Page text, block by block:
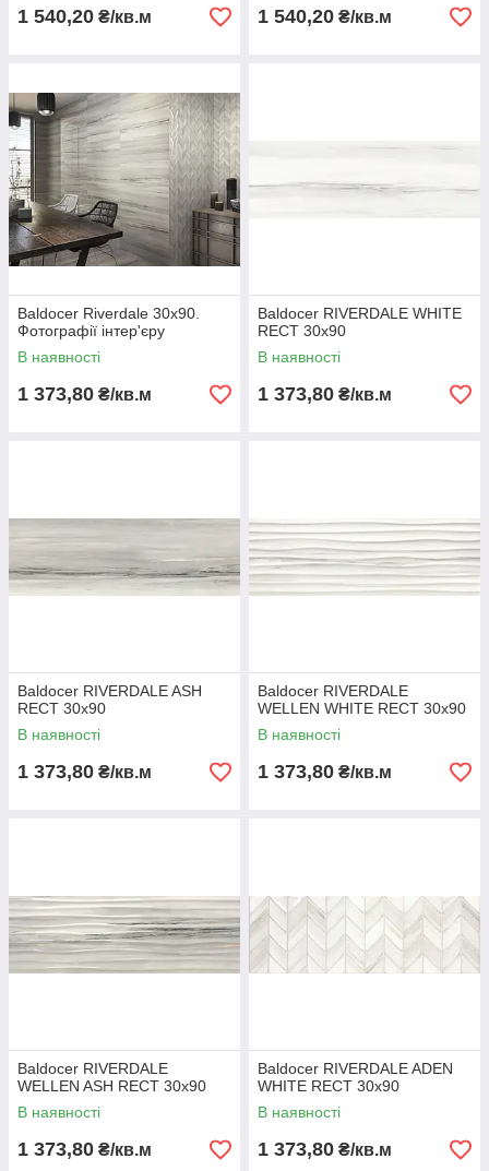
1 540,20 ₴/кв.м 1 540,20 ₴/кв.м
Baldocer Riverdale 30х90.
Фотографії інтер'єру
В наявності
1 373,80 ₴/кв.м
Baldocer RIVERDALE WHITE
RECT 30х90
В наявності
1 373,80 ₴/кв.м
Baldocer RIVERDALE ASH
RECT 30х90
В наявності
1 373,80 ₴/кв.м
Baldocer RIVERDALE
WELLEN WHITE RECT 30х90
В наявності
1 373,80 ₴/кв.м
Baldocer RIVERDALE
WELLEN ASH RECT 30х90
В наявності
1 373,80 ₴/кв.м
Baldocer RIVERDALE ADEN
WHITE RECT 30х90
В наявності
1 373,80 ₴/кв.м